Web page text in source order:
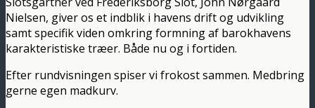
Nielsen, giver os et indblik i havens drift og udvikling
samt specifik viden omkring formning af barokhavens
karakteristiske træer. Både nu og i fortiden.
Efter rundvisningen spiser vi frokost sammen. Medbring
gerne egen madkurv.